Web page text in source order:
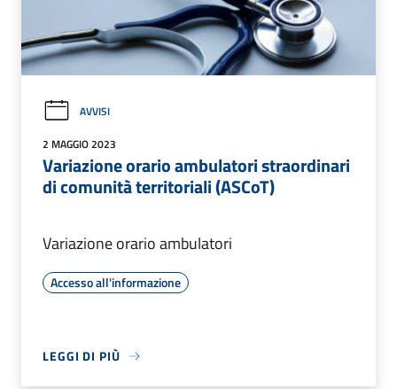
AVVISI
2 MAGGIO 2023
Variazione orario ambulatori straordinari
di comunità territoriali (ASCoT)
Variazione orario ambulatori
Accesso all'informazione
LEGGI DI PIÙ